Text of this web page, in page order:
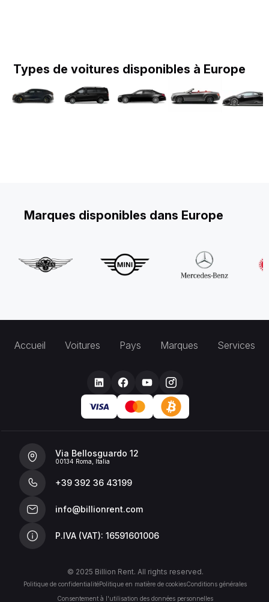
Types de voitures disponibles à Europe
Marques disponibles dans Europe
Accueil Voitures Pays Marques Services
Via Bellosguardo 12
00134 Roma, Italia
+39 392 36 43199
info@billionrent.com
P.IVA (VAT): 16591601006
© 2025 Billion Rent. All rights reserved.
Politique de confidentialitéPolitique en matière de cookiesConditions générales
Consentement à l'utilisation des données personnelles